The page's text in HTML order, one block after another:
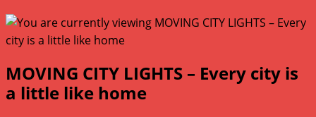
MOVING CITY LIGHTS – Every city is
a little like home